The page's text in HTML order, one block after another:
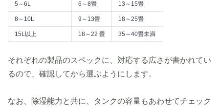
5～6L 6～8畳 13～15畳
8～10L 9～13畳 18～25畳
15L以上 18～22 畳 35～40畳未満
それぞれの製品のスペックに、対応する広さが書かれてい
るので、確認してから選ぶようにします。
なお、除湿能力と共に、タンクの容量もあわせてチェック